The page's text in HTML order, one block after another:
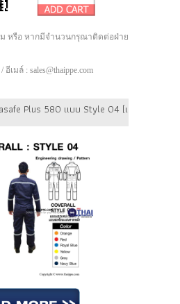
หรือ หากมีจำนวนกรุณาติดต่อฝ่าย
อีเมล์ : sales@thaippe.com
Plus 580 แบบ Style 04 (เอวเทปเวลโก